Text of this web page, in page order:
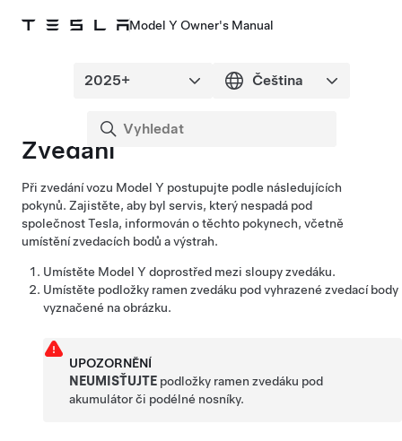
Model Y Owner's Manual
Zvedání
Při zvedání vozu Model Y postupujte podle následujících
pokynů. Zajistěte, aby byl servis, který nespadá pod
společnost Tesla, informován o těchto pokynech, včetně
umístění zvedacích bodů a výstrah.
Umístěte Model Y doprostřed mezi sloupy zvedáku.
Umístěte podložky ramen zvedáku pod vyhrazené zvedací body
vyznačené na obrázku.
UPOZORNĚNÍ
NEUMISŤUJTE podložky ramen zvedáku pod
akumulátor či podélné nosníky.